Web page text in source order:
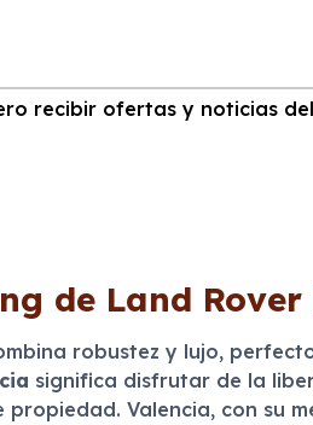
recibir ofertas y noticias
de Land
robustez y lujo,
significa disfrutar de la
Valencia, con su